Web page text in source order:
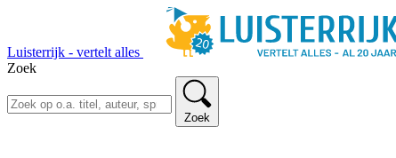
Luisterrijk - vertelt alles
Zoek
Zoek